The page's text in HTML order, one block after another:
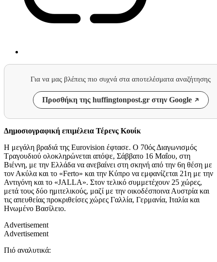
Για να μας βλέπεις πιο συχνά στα αποτελέσματα αναζήτησης
Προσθήκη της huffingtonpost.gr στην Google
Δημοσιογραφική επιμέλεια Τέρενς Κουίκ
Η μεγάλη βραδιά της Eurovision έφτασε. Ο 70ός Διαγωνισμός
Τραγουδιού ολοκληρώνεται απόψε, Σάββατο 16 Μαΐου, στη
Βιέννη, με την Ελλάδα να ανεβαίνει στη σκηνή από την 6η θέση με
τον Ακύλα και το «Ferto» και την Κύπρο να εμφανίζεται 21η με την
Αντιγόνη και το «JALLA». Στον τελικό συμμετέχουν 25 χώρες,
μετά τους δύο ημιτελικούς, μαζί με την οικοδέσποινα Αυστρία και
τις απευθείας προκριθείσες χώρες Γαλλία, Γερμανία, Ιταλία και
Ηνωμένο Βασίλειο.
Advertisement
Advertisement
Πιό αναλυτικά: